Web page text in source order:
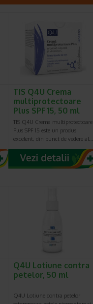
TIS Q4U Crema
multiprotectoare
Plus SPF 15, 50 ml
TIS Q4U Crema multiprotectoare
Plus SPF 15 este un produs
excelent, din punct de vedere al…
Q4U Lotiune contra
petelor, 50 ml
Q4U Lotiune contra petelor